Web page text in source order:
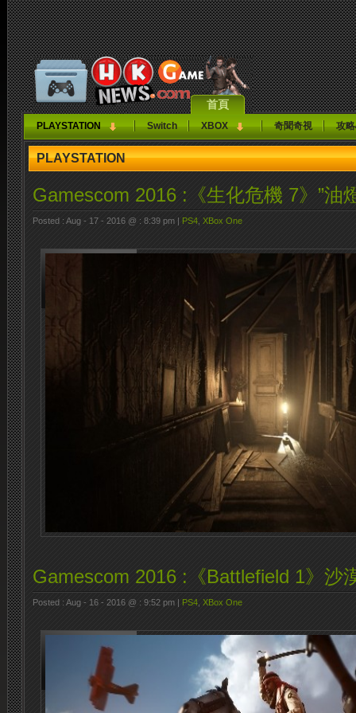
首頁
PLAYSTATION Switch XBOX 奇聞奇視 攻
PLAYSTATION
Gamescom 2016 :《生化危機 7》”油
Posted : Aug - 17 - 2016 @ : 8:39 pm | PS4 XBox One
Gamescom 2016 :《Battlefield 1》沙
Posted : Aug - 16 - 2016 @ : 9:52 pm | PS4 XBox One